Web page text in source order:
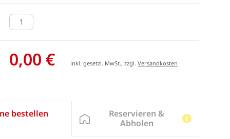
0,00 € inkl. gesetzl. MwSt., zzgl.Versandkosten
bestellen
Reservieren &
Abholen